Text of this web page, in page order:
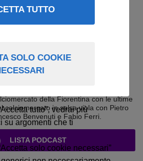
della Fiorentina con le ultime
calciomercato in salsa viola con Pietro
Benvenuti e Fabio Ferri.
LISTA PODCAST
TUTTO
SOLO COOKIE
tutto”, vedrai più
su argomenti che ti
solo cookie necessari”